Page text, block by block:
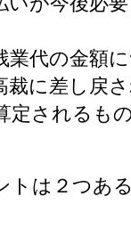
業代の金額
裁に差し戻
定されるも
トは２つあ